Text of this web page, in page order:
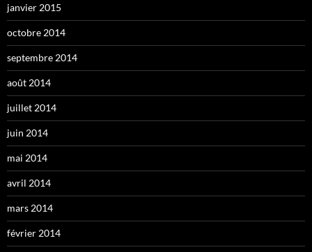
janvier 2015
octobre 2014
septembre 2014
août 2014
juillet 2014
juin 2014
mai 2014
avril 2014
mars 2014
février 2014